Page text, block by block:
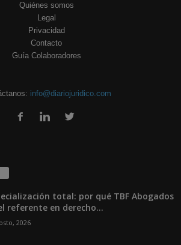
Quiénes somos
Legal
Privacidad
Contacto
Guía Colaboradores
info@diariojuridico.com
total: por qué TBF Abogados
referente en derecho...
2026